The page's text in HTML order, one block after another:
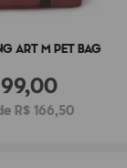
ART M PET BAG
,00
R$ 166,50